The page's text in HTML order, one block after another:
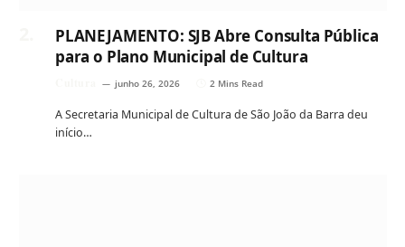
PLANEJAMENTO: SJB Abre Consulta Pública
para o Plano Municipal de Cultura
junho 26, 2026 2 Mins Read
A Secretaria Municipal de Cultura de São João da Barra deu
início…